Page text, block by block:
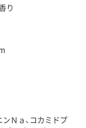
り
ンＮａ、コカミドプ